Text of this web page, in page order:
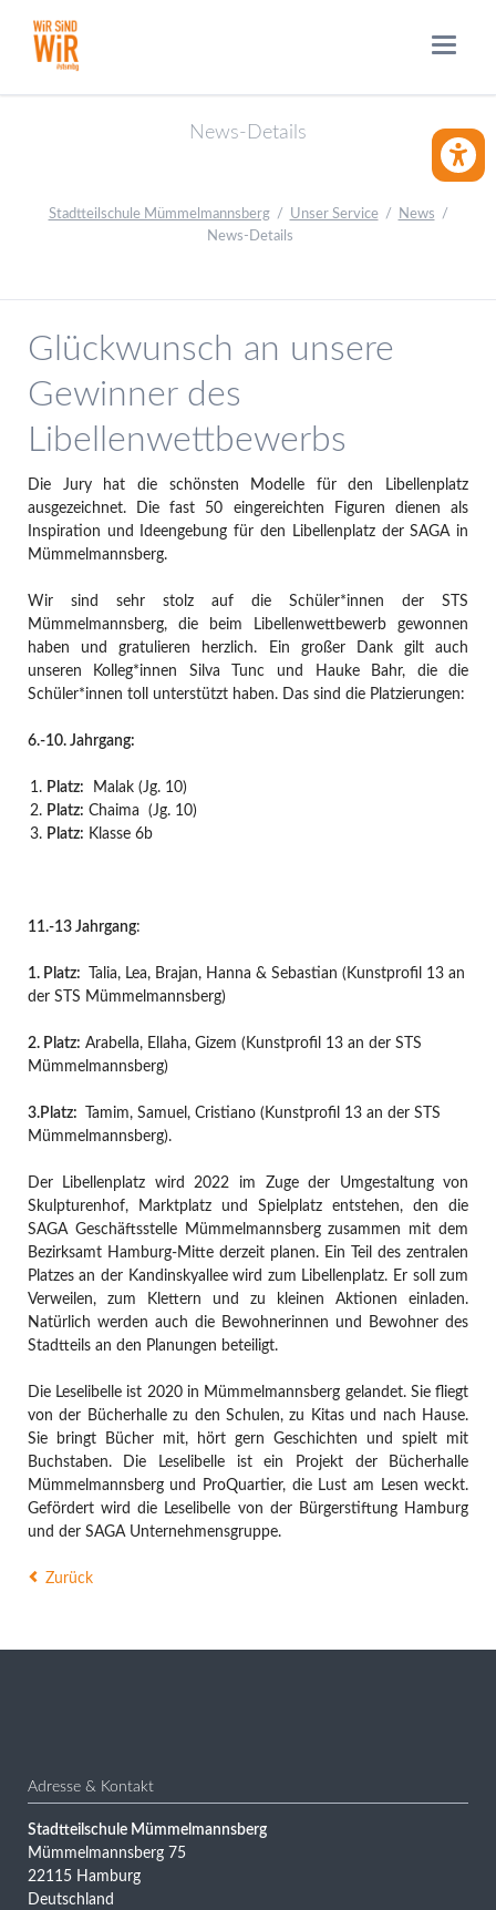
News-Details
Stadtteilschule Mümmelmannsberg Unser Service
News
News-Details
Glückwunsch an unsere
Gewinner des
Libellenwettbewerbs
Die Jury hat die schönsten Modelle für den Libellenplatz
ausgezeichnet. Die fast 50 eingereichten Figuren dienen als
Inspiration und Ideengebung für den Libellenplatz der SAGA in
Mümmelmannsberg.
Wir sind sehr stolz auf die Schüler*innen der STS
Mümmelmannsberg, die beim Libellenwettbewerb gewonnen
haben und gratulieren herzlich. Ein großer Dank gilt auch
unseren Kolleg*innen Silva Tunc und Hauke Bahr, die die
Schüler*innen toll unterstützt haben. Das sind die Platzierungen:
6.-10. Jahrgang:
Platz: Malak (Jg. 10)
Platz: Chaima (Jg. 10)
Platz: Klasse 6b
11.-13 Jahrgang:
1.Platz:
Talia, Lea, Brajan, Hanna & Sebastian (Kunstprofil 13 an
der STS Mümmelmannsberg)
2. Platz: Arabella, Ellaha, Gizem (Kunstprofil 13 an der STS
Mümmelmannsberg)
3.Platz:
Tamim, Samuel, Cristiano (Kunstprofil 13 an der STS
Mümmelmannsberg).
Der Libellenplatz wird 2022 im Zuge der Umgestaltung von
Skulpturenhof, Marktplatz und Spielplatz entstehen, den die
SAGA Geschäftsstelle Mümmelmannsberg zusammen mit dem
Bezirksamt Hamburg-Mitte derzeit planen. Ein Teil des zentralen
Platzes an der Kandinskyallee wird zum Libellenplatz. Er soll zum
Verweilen, zum Klettern und zu kleinen Aktionen einladen.
Natürlich werden auch die Bewohnerinnen und Bewohner des
Stadtteils an den Planungen beteiligt.
Die Leselibelle ist 2020 in Mümmelmannsberg gelandet. Sie fliegt
von der Bücherhalle zu den Schulen, zu Kitas und nach Hause.
Sie bringt Bücher mit, hört gern Geschichten und spielt mit
Buchstaben. Die Leselibelle ist ein Projekt der Bücherhalle
Mümmelmannsberg und ProQuartier, die Lust am Lesen weckt.
Gefördert wird die Leselibelle von der Bürgerstiftung Hamburg
und der SAGA Unternehmensgruppe.
Zurück
Adresse & Kontakt
Stadtteilschule Mümmelmannsberg
Mümmelmannsberg 75
22115 Hamburg
Deutschland